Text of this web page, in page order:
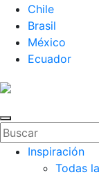
Chile
Brasil
México
Ecuador
Inspiración
Todas